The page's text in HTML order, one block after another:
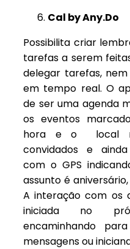
Cal by Any.Do
Possibilita criar
tarefas a serem
delegar tarefas,
em tempo real. O
de ser uma agenda
os eventos
hora e o local
convidados e
com o GPS
assunto é
A interação com os
iniciada no
encaminhando
mensagens ou